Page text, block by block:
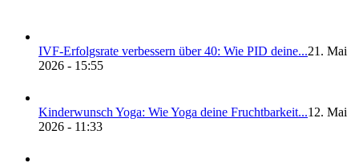
IVF-Erfolgs­ra­te ver­bes­sern über 40: Wie PID dei­ne...21. Mai
2026 - 15:55
Kin­der­wunsch Yoga: Wie Yoga dei­ne Frucht­bar­keit...12. Mai
2026 - 11:33